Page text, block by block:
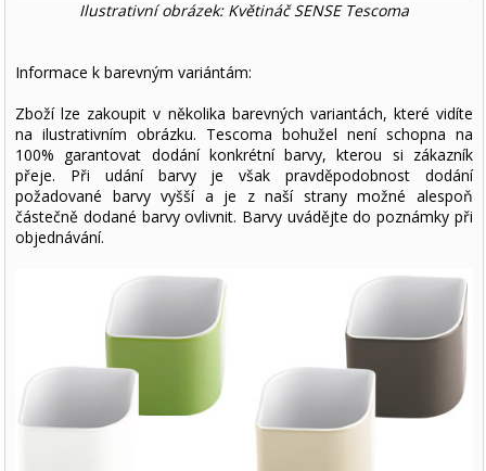
Ilustrativní obrázek: Květináč SENSE Tescoma
Informace k barevným variántám:
Zboží lze zakoupit v několika barevných variantách, které vidíte
na ilustrativním obrázku. Tescoma bohužel není schopna na
100% garantovat dodání konkrétní barvy, kterou si zákazník
přeje. Při udání barvy je však pravděpodobnost dodání
požadované barvy vyšší a je z naší strany možné alespoň
částečně dodané barvy ovlivnit. Barvy uvádějte do poznámky při
objednávání.